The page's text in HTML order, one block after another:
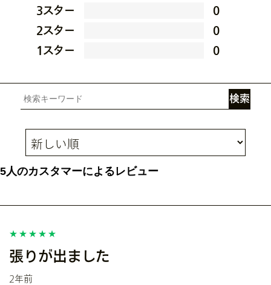
3スター
0
2スター
0
1スター
0
5人のカスタマーによるレビュー
張りが出ました
2年前